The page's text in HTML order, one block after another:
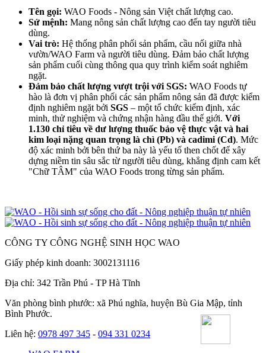
Tên gọi: WAO Foods - Nông sản Việt chất lượng cao.
Sứ mệnh: Mang nông sản chất lượng cao đến tay người tiêu
dùng.
Vai trò: Hệ thống phân phối sản phẩm, cầu nối giữa nhà
vườn/WAO Farm và người tiêu dùng. Đảm bảo chất lượng
sản phẩm cuối cùng thông qua quy trình kiểm soát nghiêm
ngặt.
Đảm bảo chất lượng vượt trội với SGS: WAO Foods tự
hào là đơn vị phân phối các sản phẩm nông sản đã được kiểm
định nghiêm ngặt bởi SGS – một tổ chức kiểm định, xác
minh, thử nghiệm và chứng nhận hàng đầu thế giới. Với
1.130 chỉ tiêu về dư lượng thuốc bảo vệ thực vật và hai
kim loại nặng quan trọng là chì (Pb) và cadimi (Cd). Mức
độ xác minh bởi bên thứ ba này là yếu tố then chốt để xây
dựng niềm tin sâu sắc từ người tiêu dùng, khẳng định cam kết
"Chữ TÂM" của WAO Foods trong từng sản phẩm.
CÔNG TY CÔNG NGHỆ SINH HỌC WAO
Giấy phép kinh doanh: 3002131116
Địa chỉ: 342 Trần Phú - TP Hà Tĩnh
Văn phòng bình phước: xã Phú nghĩa, huyện Bù Gia Mập, tỉnh
Bình Phước.
Liên hệ: 0978 497 345 - 094 331 0234